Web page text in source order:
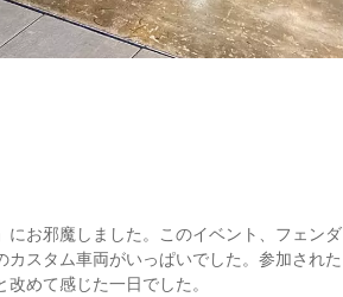
お邪魔しました。 このイベント、フェンダ
スタム車両がいっぱいでした。参加された
めて感じた一日でした。